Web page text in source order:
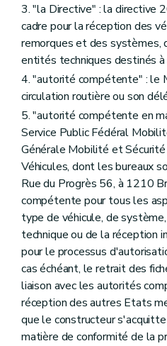
3. "la Directive" : la directive
cadre pour la réception des
remorques et des systèmes,
entités techniques destinés à
4. "autorité compétente" : le
circulation routière ou son
5. "autorité compétente en
Service Public Fédéral
Générale Mobilité et
Véhicules, dont les bureaux
Rue du Progrès 56, à 1210
compétente pour tous les
type de véhicule, de
technique ou de la réception
pour le processus
cas échéant, le retrait des
liaison avec les autorités
réception des autres Etats
que le constructeur
matière de conformité de la